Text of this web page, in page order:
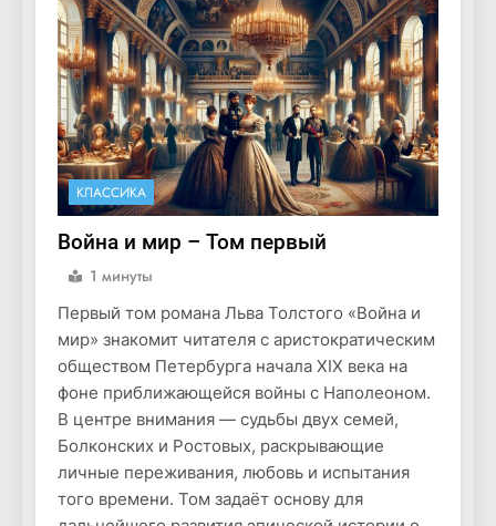
КЛАССИКА
Война и мир – Том первый
1 минуты
Первый том романа Льва Толстого «Война и
мир» знакомит читателя с аристократическим
обществом Петербурга начала XIX века на
фоне приближающейся войны с Наполеоном.
В центре внимания — судьбы двух семей,
Болконских и Ростовых, раскрывающие
личные переживания, любовь и испытания
того времени. Том задаёт основу для